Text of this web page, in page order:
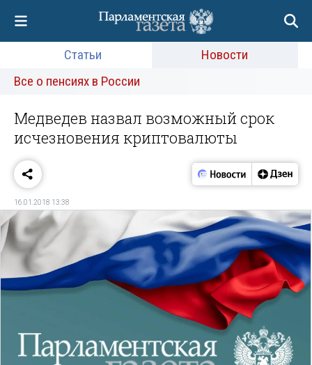
Статьи
Новости
Все о пенсиях в России
Медведев назвал возможный срок
исчезновения криптовалюты
16.01.2018 13:38